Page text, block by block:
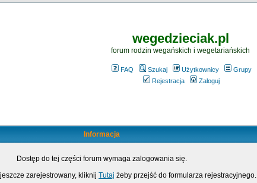
wegedzieciak.pl
forum rodzin wegańskich i wegetariańskich
FAQ Szukaj Użytkownicy
Grupy
Rejestracja
Zaloguj
Informacja
Dostęp do tej części forum wymaga zalogowania się.
zarejestrowany, kliknij Tutaj żeby przejść do formularza rejestracyjnego.